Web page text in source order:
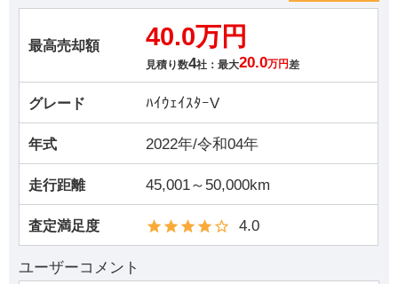
最高売却額 40.0万円
見積り数4社：最大20.0万円 差
グレード ﾊｲｳｪｲｽﾀｰV
年式 2022年/令和04年
走行距離 45,001～50,000km
査定満足度 4.0
ユーザーコメント